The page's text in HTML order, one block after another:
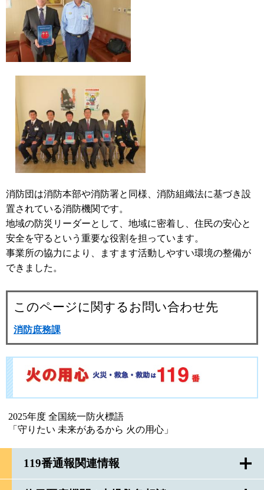
2025年度 全国統一防火標語
「守りたい 未来があるから 火の用心」
119番通報関連情報
消防団は消防本部や消防署と同様、消防組織法に基づき設
置されている消防機関です。
地域の防災リーダーとして、地域に密着し、住民の安心と
安全を守るという重要な役割を担っています。
事業所の協力により、ますます活動しやすい環境の整備が
できました。
このページに関するお問い合わせ先
消防庶務課